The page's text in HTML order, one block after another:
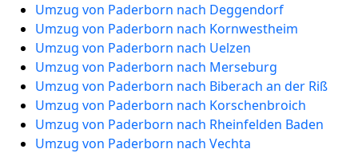
Umzug von Paderborn nach Deggendorf
Umzug von Paderborn nach Kornwestheim
Umzug von Paderborn nach Uelzen
Umzug von Paderborn nach Merseburg
Umzug von Paderborn nach Biberach an der Riß
Umzug von Paderborn nach Korschenbroich
Umzug von Paderborn nach Rheinfelden Baden
Umzug von Paderborn nach Vechta